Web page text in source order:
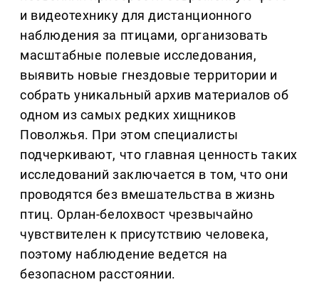
и видеотехнику для дистанционного
наблюдения за птицами, организовать
масштабные полевые исследования,
выявить новые гнездовые территории и
собрать уникальный архив материалов об
одном из самых редких хищников
Поволжья. При этом специалисты
подчеркивают, что главная ценность таких
исследований заключается в том, что они
проводятся без вмешательства в жизнь
птиц. Орлан-белохвост чрезвычайно
чувствителен к присутствию человека,
поэтому наблюдение ведется на
безопасном расстоянии.